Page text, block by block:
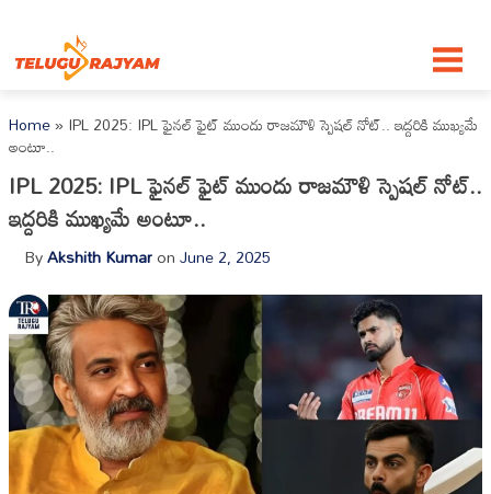
Home»IPL 2025: IPL ఫైనల్ ఫైట్ ముందు రాజమౌళి స్పెషల్ నోట్.. ఇద్దరికి ముఖ్యమే
అంటూ..
IPL 2025: IPL ఫైనల్ ఫైట్ ముందు రాజమౌళి స్పెషల్ నోట్..
ఇద్దరికి ముఖ్యమే అంటూ..
ByAkshith KumaronJune 2, 2025